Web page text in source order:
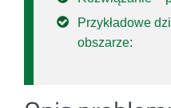
Przykładowe
obszarze: